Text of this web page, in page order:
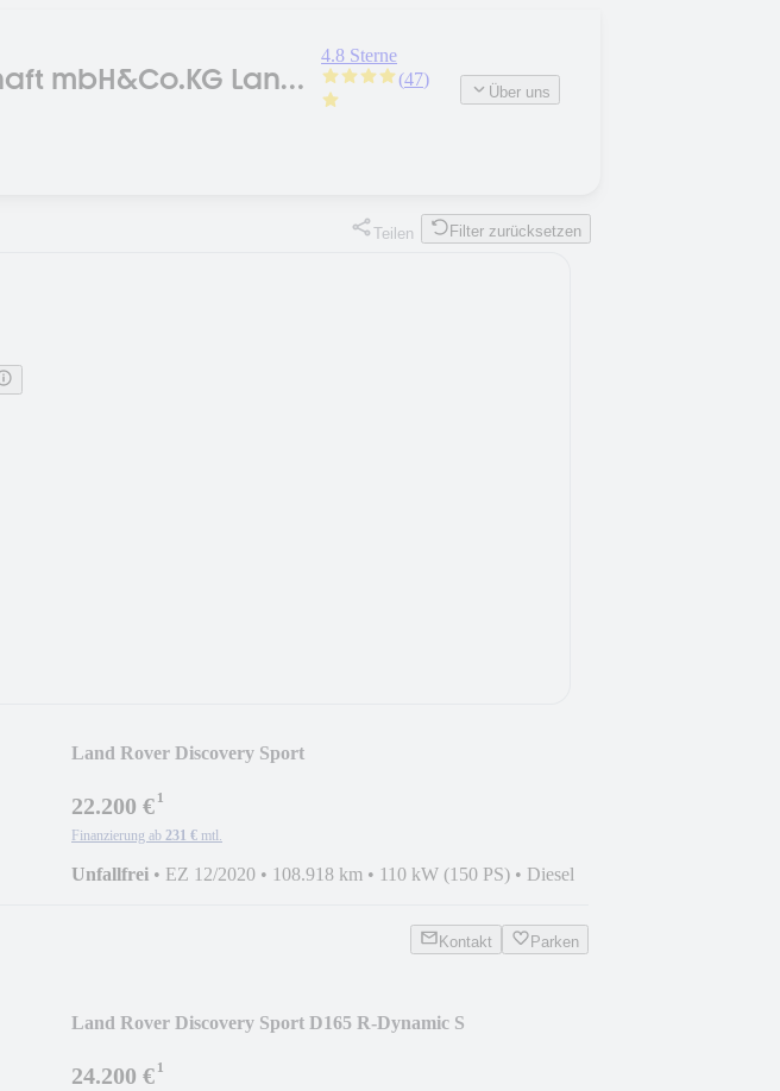
mbH&Co.KG Land
4.8 Sterne
(47)
Über uns
Teilen Filter zurücksetzen
Land Rover Discovery Sport
22.200 €¹
Finanzierung ab 231 € mtl.
Unfallfrei • EZ 12/2020 • 108.918 km • 110 kW (150 PS) • Diesel
Kontakt Parken
Land Rover Discovery Sport D165 R-Dynamic S
24.200 €¹